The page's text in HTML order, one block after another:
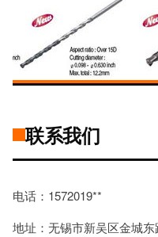
联系我们
电话：1572019**
地址：无锡市新吴区金城